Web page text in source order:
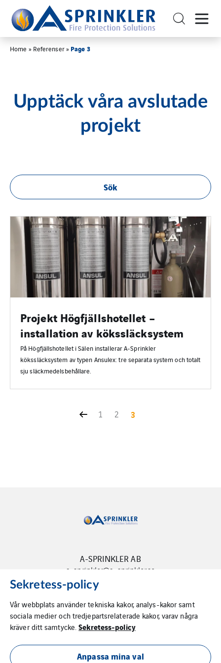
Home » Referenser» Page 3
Upptäck våra avslutade
projekt
Sök
Projekt Högfjällshotellet –
installation av kökssläcksystem
På Högfjällshotellet i Sälen installerar A‑Sprinkler
kökssläcksystem av typen Ansulex: tre separata system och totalt
sju släckmedelsbehållare.
1 2 3
A-SPRINKLER AB
a-sprinkler@a-sprinkler.se
Sekretess-policy
Vår webbplats använder tekniska kakor, analys-kakor samt
sociala medier och tredjepartsrelaterade kakor, varav några
kräver ditt samtycke.Sekretess-policy
Anpassa mina val